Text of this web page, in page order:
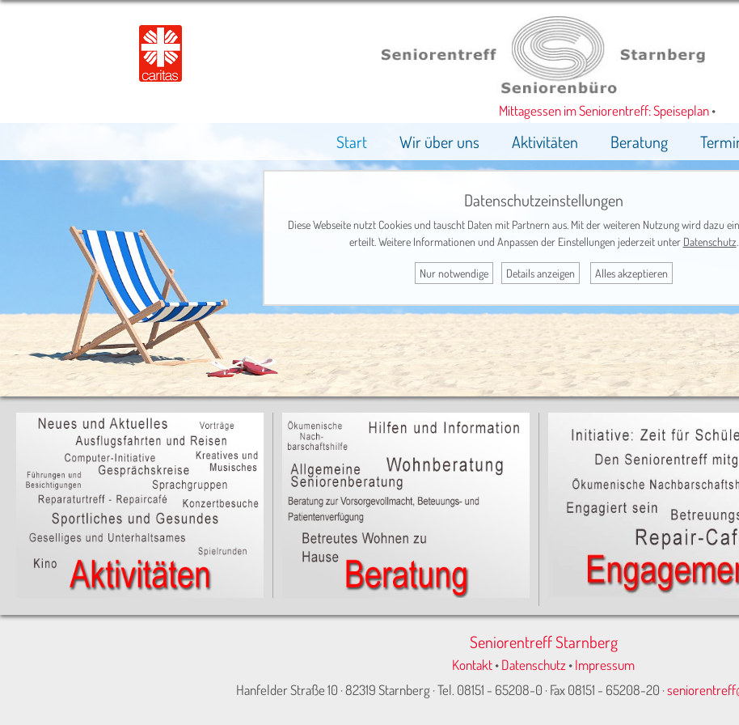
Mittagessen im Seniorentreff: Speiseplan•
Start Wir über uns Aktivitäten Beratung
Seniorentreff Starnberg
Kontakt•Datenschutz•Impressum
Hanfelder Straße 10 · 82319 Starnberg · Tel. 08151 - 65208-0 · Fax 08151 - 65208-20 ·
Datenschutzeinstellungen
Diese Webseite nutzt Cookies und tauscht Daten mit Partnern aus. Mit der weiteren Nutzung wird dazu
erteilt. Weitere Informationen und Anpassen der Einstellungen jederzeit unter Datenschutz
Nur notwendige Details anzeigen Alles akzeptieren